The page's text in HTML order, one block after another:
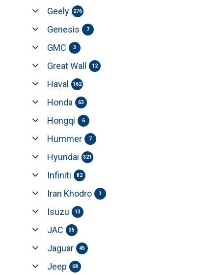
Geely 276
Genesis 7
GMC 3
Great Wall 12
Haval 162
Honda 63
Hongqi 6
Hummer 7
Hyundai 321
Infiniti 82
Iran Khodro 1
Isuzu 13
JAC 35
Jaguar 45
Jeep 68